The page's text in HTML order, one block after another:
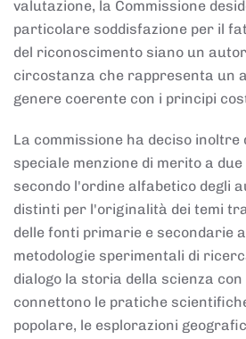
valutazione, la Commissione
particolare soddisfazione per il
del riconoscimento siano un
circostanza che rappresenta un
genere coerente con i principi
La commissione ha deciso
speciale menzione di merito a
secondo l'ordine alfabetico degli
distinti per l'originalità dei temi
delle fonti primarie e secondarie
metodologie sperimentali di
dialogo la storia della scienza
connettono le pratiche
popolare, le esplorazioni